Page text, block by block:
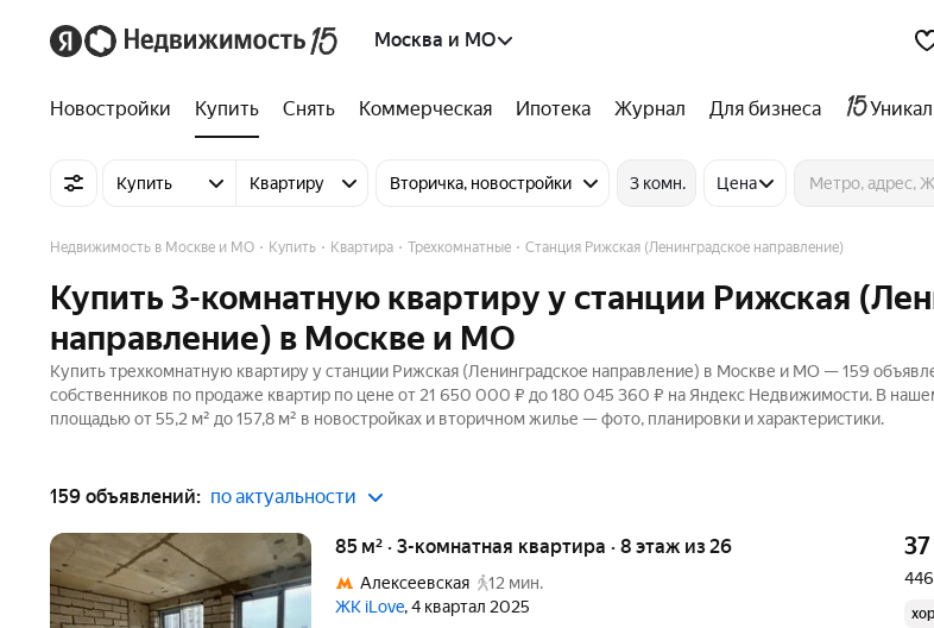
Москва и МО
Новостройки Купить Снять Коммерческая Ипотека Журнал Для бизнеса
Купить Квартиру Вторичка, новостройки 3 комн. Цена
Недвижимость в Москве и МО Купить Квартира Трехкомнатные Станция Рижская (Ленинградское направление)
Купить 3-комнатную квартиру у станции Рижская
направление) в Москве и МО
Купить трехкомнатную квартиру у станции Рижская (Ленинградское направление) в Москве и МО — 159
собственников по продаже квартир по цене от 21 650 000 ₽ до 180 045 360 ₽ на Яндекс Недвижимости. В
площадью от 55,2 м² до 157,8 м² в новостройках и вторичном жилье — фото, планировки и характеристики.
159 объявлений: по актуальности
85 м² · 3-комнатная квартира · 8 этаж из 26
Алексеевская
12 мин.
ЖК iLove, 4 квартал 2025